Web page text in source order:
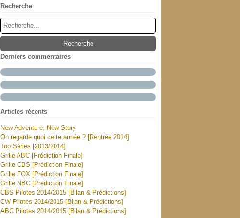
Recherche
Derniers commentaires
Articles récents
New Adventure, New Story
On regarde quoi cette année ? [Rentrée 2014]
Top Séries [2013/2014]
Grille ABC [Prédiction Finale]
Grille CBS [Prédiction Finale]
Grille FOX [Prédiction Finale]
Grille NBC [Prédiction Finale]
CBS Pilotes 2014/2015 [Bilan & Prédictions]
CW Pilotes 2014/2015 [Bilan & Prédictions]
ABC Pilotes 2014/2015 [Bilan & Prédictions]